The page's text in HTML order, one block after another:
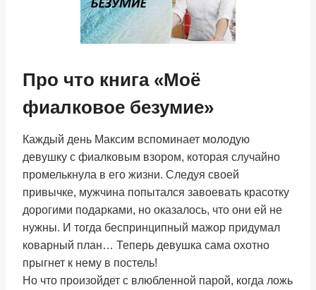
Про что книга «Моё
фиалковое безумие»
Каждый день Максим вспоминает молодую
девушку с фиалковым взором, которая случайно
промелькнула в его жизни. Следуя своей
привычке, мужчина попытался завоевать красотку
дорогими подарками, но оказалось, что они ей не
нужны. И тогда беспринципный мажор придумал
коварный план… Теперь девушка сама охотно
прыгнет к нему в постель!
Но что произойдет с влюбленной парой, когда ложь